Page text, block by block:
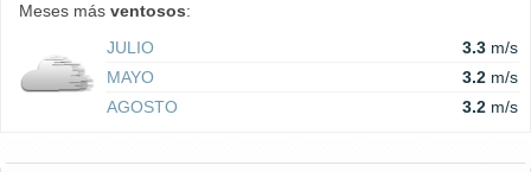
Meses más ventosos:
JULIO
3.3 m/s
MAYO
3.2 m/s
AGOSTO
3.2 m/s